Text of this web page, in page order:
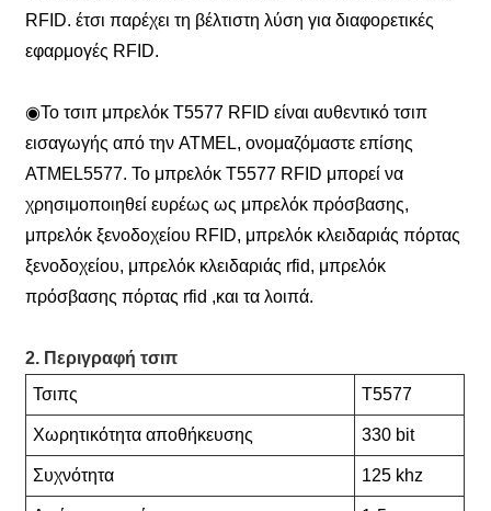
RFID. έτσι παρέχει τη βέλτιστη λύση για διαφορετικές
εφαρμογές RFID.
◉Το τσιπ μπρελόκ T5577 RFID είναι αυθεντικό τσιπ
εισαγωγής από την ATMEL, ονομαζόμαστε επίσης
ATMEL5577. Το μπρελόκ T5577 RFID μπορεί να
χρησιμοποιηθεί ευρέως ως μπρελόκ πρόσβασης,
μπρελόκ ξενοδοχείου RFID, μπρελόκ κλειδαριάς πόρτας
ξενοδοχείου, μπρελόκ κλειδαριάς rfid, μπρελόκ
πρόσβασης πόρτας rfid ,και τα λοιπά.
2. Περιγραφή τσιπ
Τσιπς
T5577
Χωρητικότητα αποθήκευσης 330 bit
Συχνότητα 125 khz